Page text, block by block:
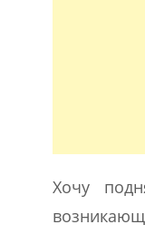
Хочу